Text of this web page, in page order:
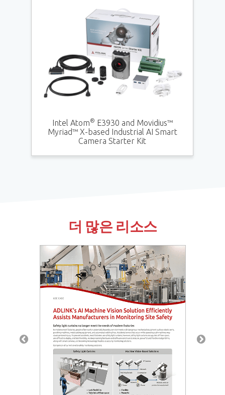
Intel Atom® E3930 and Movidius™
Myriad™ X-based Industrial AI Smart
Camera Starter Kit
더 많은 리소스